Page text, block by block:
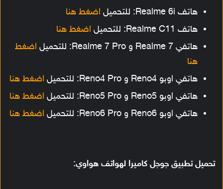
هاتف Realme 6i: للتحميل
اضغط هنا
هاتف Realme C11: للتحميل
اضغط هنا
هاتفي Realme 7 و Realme 7 Pro: للتحميل
اضغط
هنا
هاتفي اوبو Reno4 و Reno4 Pro: للتحميل
اضغط هنا
هاتفي اوبو Reno5 و Reno5 Pro: للتحميل
اضغط هنا
هاتفي اوبو Reno6 و Reno6 Pro: للتحميل
اضغط هنا
تحميل تطبيق جوجل كاميرا لهواتف هواوي: